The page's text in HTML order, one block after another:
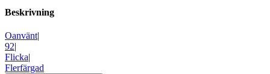
Beskrivning
Oanvänt|
92|
Flicka|
Flerfärgad